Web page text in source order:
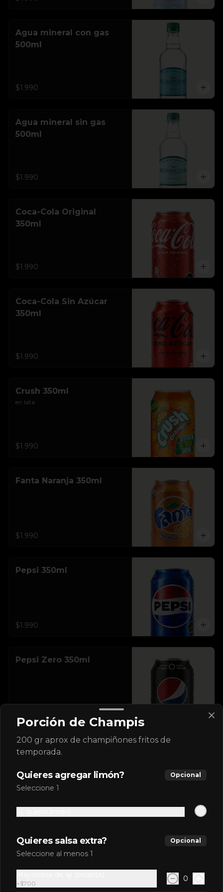
Agua mineral con gas
500ml
$1.990
Agua mineral sin gas
500ml
$1.990
Coca-Cola Original
350ml
$1.990
Coca-Cola Sin Azúcar
350ml
$1.990
Crush 350ml
en lata
$1.990
Fanta Naranja 350ml
$1.990
Pepsi 350ml
$1.990
Pepsi Zero 350ml
Sprite 350ml
Nuevas Gorras
Por el momento disponibles sólo en MUT.
Gorra azul Óvalo
Porción de Champis
200 gr aprox de champiñones fritos de
temporada.
Quieres agregar limón? Opcional
Seleccione 1
Quieres salsa extra? Opcional
Seleccione al menos 1
+$700
0